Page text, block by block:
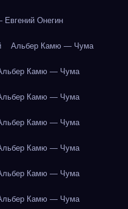
Онегин
Альбер Камю — Чума
Камю — Чума
Камю — Чума
Камю — Чума
Камю — Чума
Камю — Чума
Камю — Чума